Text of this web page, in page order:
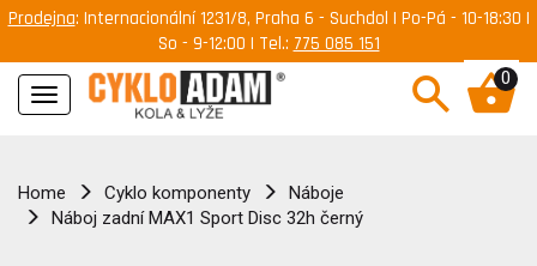
Prodejna: Internacionální 1231/8, Praha 6 - Suchdol | Po-Pá - 10-18:30 |
So - 9-12:00 | Tel.: 775 085 151
Navigace
0
Home Cyklo komponenty
Náboje
Náboj zadní MAX1 Sport Disc 32h černý